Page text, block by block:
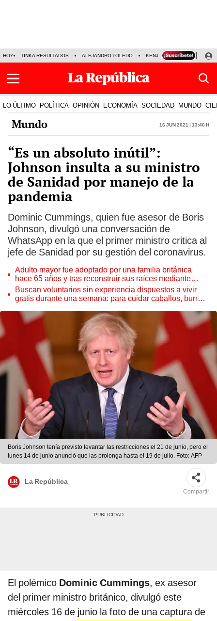
HOY TINKA RESULTADOS ALEJANDRO TOLEDO KENJI FUJIMORI
LO ÚLTIMO POLÍTICA OPINIÓN ECONOMÍA SOCIEDAD MUNDO
Mundo 16 Jun 2021 | 13:40 h
“Es un absoluto inútil”:
Johnson insulta a su ministro
de Sanidad por manejo de la
pandemia
Dominic Cummings, quien fue asesor de Boris
Johnson, divulgó una conversación de
WhatsApp en la que el primer ministro critica al
jefe de Sanidad por su gestión del coronavirus.
Adulto mayor fue adoptado por una familia británica
hace 65 años y tras reconstruir sus raíces mediante
ADN ocurre lo inesperado: “Fue como encontrar una
aguja en un pajar”
Buscan voluntarios sin experiencia dispuestos a vivir
gratis durante una semana: para cuidar caballos, burros
Boris Johnson tenía previsto levantar las restricciones el 21 de junio, pero el
lunes 14 de junio anunció que las prolonga hasta el 19 de julio. Foto: AFP
La República
Compartir
El polémico Dominic Cummings, ex asesor
del primer ministro británico, divulgó este
miércoles 16 de junio la foto de una captura de